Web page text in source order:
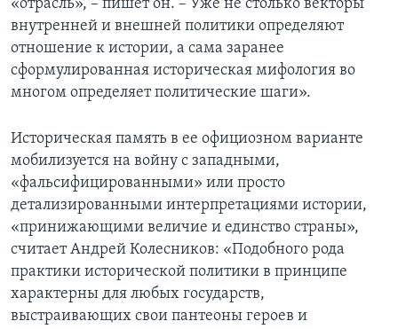
«отрасль», – пишет он. – Уже не столько векторы
внутренней и внешней политики определяют
отношение к истории, а сама заранее
сформулированная историческая мифология во
многом определяет политические шаги».
Историческая память в ее официозном варианте
мобилизуется на войну с западными,
«фальсифицированными» или просто
детализированными интерпретациями истории,
«принижающими величие и единство страны»,
считает Андрей Колесников: «Подобного рода
практики исторической политики в принципе
характерны для любых государств,
выстраивающих свои пантеоны героев и